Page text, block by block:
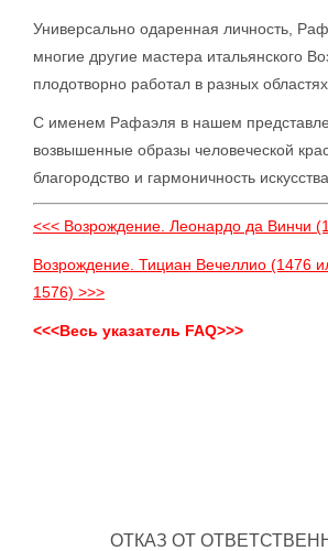
Универсально одаренная личность,
многие другие мастера итальянского
плодотворно работал в разных областях
С именем Рафаэля в нашем
возвышенные образы человеческой
благородство и гармоничность искусства.
<<< Возрождение. Леонардо да Винчи
Возрождение. Тициан Вечеллио (1476
1576) >>>
<<<Весь указатель FAQ>>>
ОТКАЗ ОТ